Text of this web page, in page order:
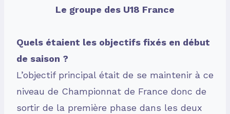
Le groupe des U18 France
Quels étaient les objectifs fixés en début
de saison ?
L’objectif principal était de se maintenir à ce
niveau de Championnat de France donc de
sortir de la première phase dans les deux